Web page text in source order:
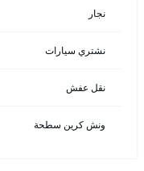
نجار
نشتري سيارات
نقل عفش
ونش كرين سطحة